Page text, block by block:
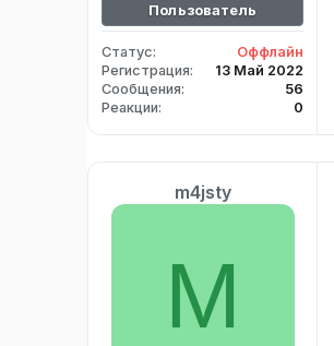
Пользователь
Статус
Оффлайн
Регистрация
13 Май 2022
Сообщения
56
Реакции
0
m4jsty
M